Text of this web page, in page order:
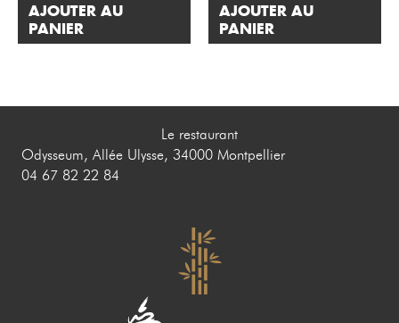
AJOUTER AU
PANIER
AJOUTER AU
PANIER
Le restaurant
Odysseum, Allée Ulysse, 34000 Montpellier
04 67 82 22 84